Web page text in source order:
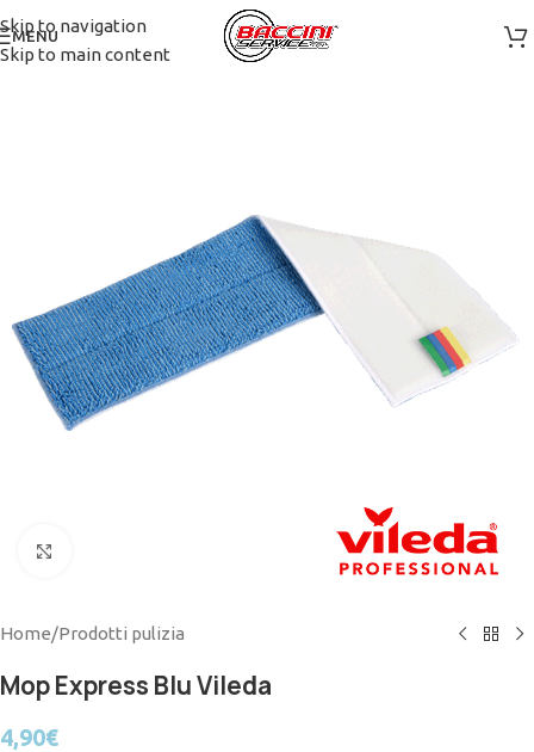
Skip to navigation
Skip to main content
MENU
Home/Prodotti pulizia
Mop Express Blu Vileda
4,90€